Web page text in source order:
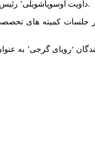
‘داویت اوسوپاشویلی’ رئیس پارلمان، امروز در جمع خبرنگاران اعلام کرد، بررسی تغییرات قانون اساسی از تاریخ 20 مارس توسط نمایندگان آغاز خواهد شد.
در جلسات کمیته های
‘رویای گرجی’ به